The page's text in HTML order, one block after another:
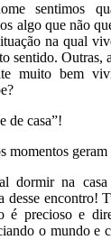
sentimos
algo que não
na qual
sentido. Outras,
muito bem
de casa”!
momentos geram
dormir na
desse encontro!
é precioso e
o mundo e